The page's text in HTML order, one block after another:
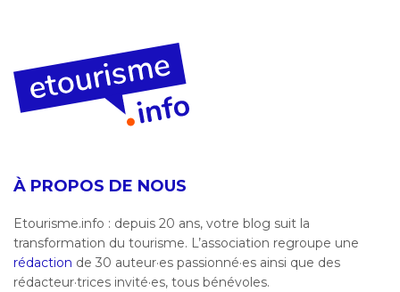
À PROPOS DE NOUS
Etourisme.info : depuis 20 ans, votre blog suit la
transformation du tourisme. L’association regroupe une
rédaction de 30 auteur·es passionné·es ainsi que des
rédacteur·trices invité·es, tous bénévoles.